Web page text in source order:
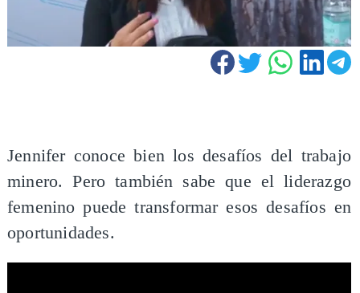
​Jennifer conoce bien los desafíos del trabajo
minero. Pero también sabe que el liderazgo
femenino puede transformar esos desafíos en
oportunidades.